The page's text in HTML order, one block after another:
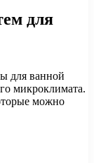
для
для ванной
микроклимата.
можно